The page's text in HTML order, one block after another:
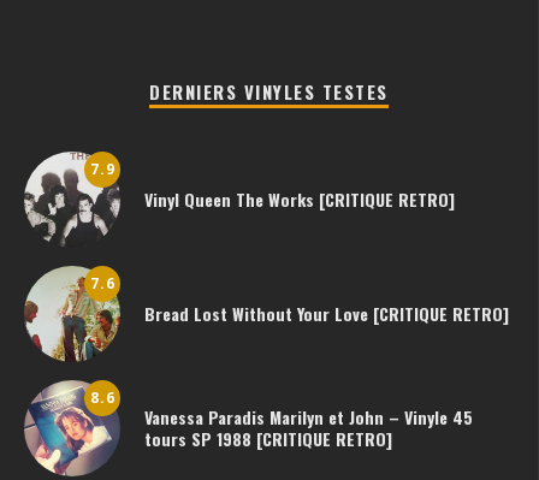
DERNIERS VINYLES TESTES
7.9
Vinyl Queen The Works [CRITIQUE RETRO]
7.6
Bread Lost Without Your Love [CRITIQUE RETRO]
8.6
Vanessa Paradis Marilyn et John – Vinyle 45
tours SP 1988 [CRITIQUE RETRO]